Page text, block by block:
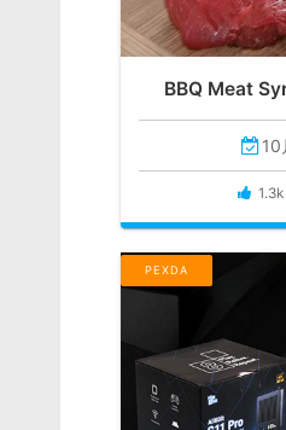
BBQ Meat
10
1.3k
PEXDA